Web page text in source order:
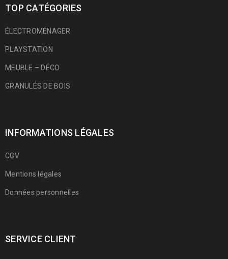
TOP CATÉGORIES
ÉLECTROMÉNAGER
PLAYSTATION
MEUBLE – DÉCO
GRANULÉS DE BOIS
INFORMATIONS LÉGALES
CGV
Mentions légales
Données personnelles
SERVICE CLIENT